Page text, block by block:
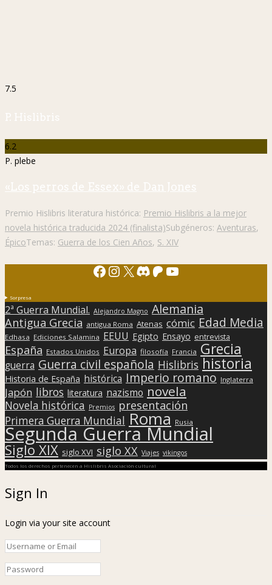
7.5
P. Hislibris
6.2
P. plebe
«Los perros de Essex» de Dan Jones
Premio Hislibris literatura histórica: Premio Hislibris a la mejor
novela histórica traducida 2024 (finalista)Subgéneros: Aventuras,
ÉpicoTemas: Guerra de los Cien Años, S. XIV
Facebook
Instagram
X Discord
Patreon
YouTube
Sorpresa
2ª Guerra Mundial. Alejandro Magno Alemania
Antigua Grecia antigua Roma Atenas cómic Edad Media
Edhasa Ediciones Salamina EEUU Egipto Ensayo entrevista
España Estados Unidos Europa filosofía Francia Grecia
guerra Guerra civil española Hislibris historia
Historia de España histórica Imperio romano Inglaterra
Japón libros literatura nazismo novela
Novela histórica Premios presentación
Primera Guerra Mundial Roma Rusia
Segunda Guerra Mundial
Siglo XIX siglo XVI siglo XX Viajes vikingos
Todos los derechos pertenecen a Hislibris Asociación cultural
Sign In
Login via your site account